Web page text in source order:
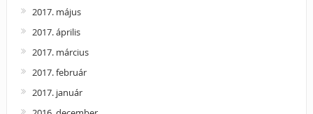
2017. május
2017. április
2017. március
2017. február
2017. január